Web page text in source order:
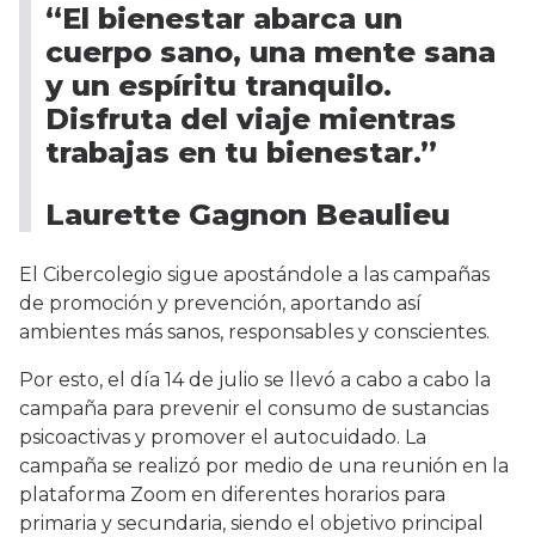
“El bienestar abarca un
cuerpo sano, una mente sana
y un espíritu tranquilo.
Disfruta del viaje mientras
trabajas en tu bienestar.”
Laurette Gagnon Beaulieu
El Cibercolegio sigue apostándole a las campañas
de promoción y prevención, aportando así
ambientes más sanos, responsables y conscientes.
Por esto, el día 14 de julio se llevó a cabo a cabo la
campaña para prevenir el consumo de sustancias
psicoactivas y promover el autocuidado. La
campaña se realizó por medio de una reunión en la
plataforma Zoom en diferentes horarios para
primaria y secundaria, siendo el objetivo principal